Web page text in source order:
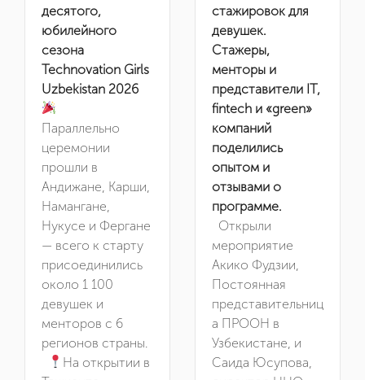
Новости
Видео
Партнеры
Контакты
Вакансии
десятого,
юбилейного
сезона
Technovation Girls
Uzbekistan 2026
Параллельно
церемонии
прошли в
Андижане, Карши,
Намангане,
Нукусе и Фергане
— всего к старту
присоединились
около 1 100
девушек и
менторов с 6
регионов страны.
На открытии в
стажировок для
девушек.
Стажеры,
менторы и
представители IT,
fintech и «green»
компаний
поделились
опытом и
отзывами о
программе.
Открыли
мероприятие
Акико Фудзии,
Постоянная
представительниц
а ПРООН в
Узбекистане, и
Саида Юсупова,